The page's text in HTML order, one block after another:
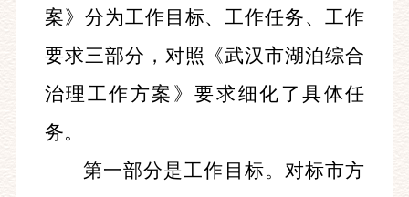
案》分为工作目标、工作任务、工作
要求三部分，对照《武汉市湖泊综合
治理工作方案》要求细化了具体任
务。
第一部分是工作目标。对标市方